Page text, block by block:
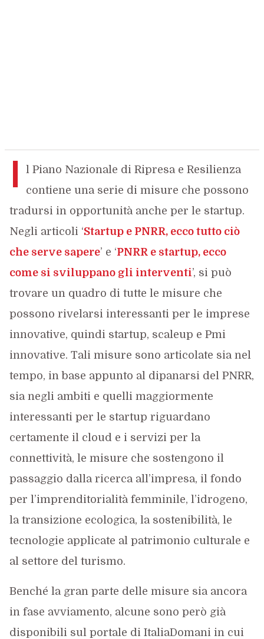
I
l Piano Nazionale di Ripresa e Resilienza
contiene una serie di misure che possono
tradursi in opportunità anche per le startup.
Negli articoli ‘Startup e PNRR, ecco tutto ciò
che serve sapere’ e ‘PNRR e startup, ecco
come si sviluppano gli interventi’, si può
trovare un quadro di tutte le misure che
possono rivelarsi interessanti per le imprese
innovative, quindi startup, scaleup e Pmi
innovative. Tali misure sono articolate sia nel
tempo, in base appunto al dipanarsi del PNRR,
sia negli ambiti e quelli maggiormente
interessanti per le startup riguardano
certamente il cloud e i servizi per la
connettività, le misure che sostengono il
passaggio dalla ricerca all’impresa, il fondo
per l’imprenditorialità femminile, l’idrogeno,
la transizione ecologica, la sostenibilità, le
tecnologie applicate al patrimonio culturale e
al settore del turismo.
Benché la gran parte delle misure sia ancora
in fase avviamento, alcune sono però già
disponibili sul portale di ItaliaDomani in cui